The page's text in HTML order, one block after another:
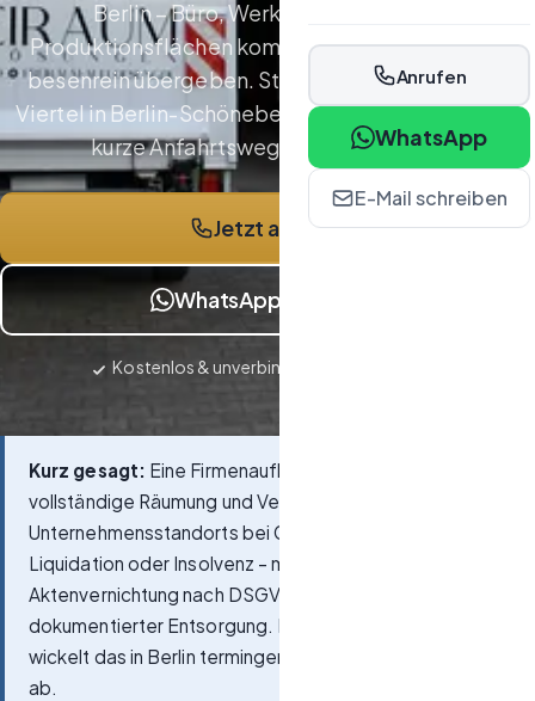
Anrufen
WhatsApp
E-Mail schreiben
Berlin – Büro, Werkstatt, Lager und
Produktionsflächen komplett leergeräumt und
besenrein übergeben. Standort im Bayerischen
Viertel in Berlin-Schöneberg – über die nahe A100
kurze Anfahrtswege in alle Bezirke.
Jetzt anrufen
WhatsApp schreiben
Kostenlos & unverbindlich · Antwort in 24h
Kurz gesagt: Eine Firmenauflösung bezeichnet die
vollständige Räumung und Verwertung eines
Unternehmensstandorts bei Geschäftsaufgabe,
Liquidation oder Insolvenz – mit Inventarbewertung,
Aktenvernichtung nach DSGVO, Verwertung und
dokumentierter Entsorgung. Freiraum-Auflösungen
wickelt das in Berlin termingerecht und revisionssicher
ab.